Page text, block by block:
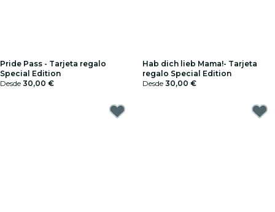
Pride Pass - Tarjeta regalo
Special Edition
Desde 30,00 €
Hab dich lieb Mama!- Tarjeta
regalo Special Edition
Desde 30,00 €